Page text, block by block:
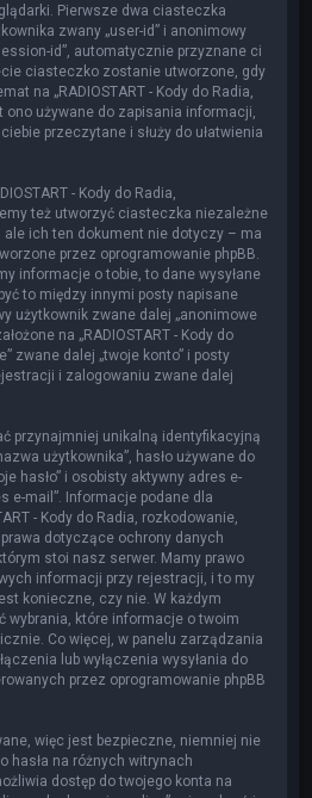
Pierwsze dwa ciasteczka
zwany „user-id” i anonimowy
id”, automatycznie przyznane ci
ciasteczko zostanie utworzone, gdy
na „RADIOSTART - Kody do Radia,
ono używane do zapisania informacji,
przeczytane i służy do ułatwienia
- Kody do Radia,
też utworzyć ciasteczka niezależne
ale ich ten dokument nie dotyczy – ma
przez oprogramowanie phpBB.
informacje o tobie, to dane wysyłane
to między innymi posty napisane
użytkownik zwane dalej „anonimowe
na „RADIOSTART - Kody do
zwane dalej „twoje konto” i posty
i zalogowaniu zwane dalej
przynajmniej unikalną identyfikacyjną
użytkownika”, hasło używane do
hasło” i osobisty aktywny adres e-
e-mail”. Informacje podane dla
- Kody do Radia, rozkodowanie,
dotyczące ochrony danych
stoi nasz serwer. Mamy prawo
informacji przy rejestracji, i to my
konieczne, czy nie. W każdym
wybrania, które informacje o twoim
Co więcej, w panelu zarządzania
lub wyłączenia wysyłania do
przez oprogramowanie phpBB
więc jest bezpieczne, niemniej nie
hasła na różnych witrynach
dostęp do twojego konta na